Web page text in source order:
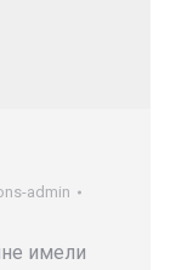
admin
имели